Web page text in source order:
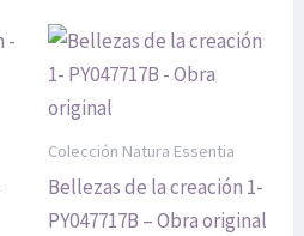
Colección Natura Essentia
Bellezas de la creación 1-
PY047717B – Obra original